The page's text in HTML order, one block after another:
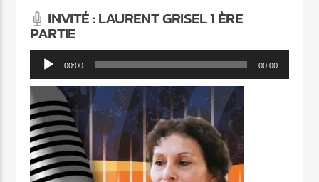
INVITÉ : LAURENT GRISEL 1 ÈRE
PARTIE
Lecteur
audio
00:00 00:00